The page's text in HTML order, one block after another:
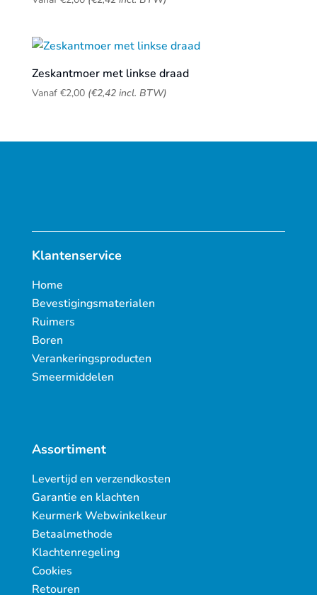
Zeskantmoer met linkse draad
Vanaf €2,00 (€2,42incl. BTW)
Klantenservice
Home
Bevestigingsmaterialen
Ruimers
Boren
Verankeringsproducten
Smeermiddelen
Assortiment
Levertijd en verzendkosten
Garantie en klachten
Keurmerk Webwinkelkeur
Betaalmethode
Klachtenregeling
Cookies
Retouren